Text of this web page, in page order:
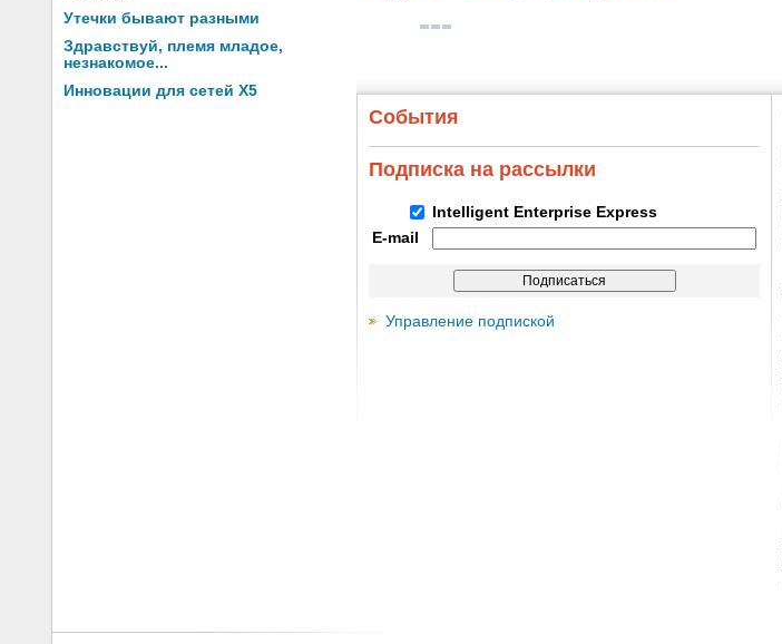
Утечки бывают разными
Здравствуй, племя младое,
незнакомое...
Инновации для сетей X5
События
Подписка на рассылки
Intelligent Enterprise Express
E-mail
Управление подпиской